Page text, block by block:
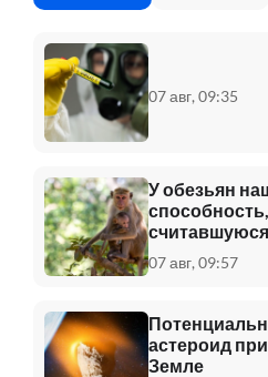
07 авг, 09:35
У обезьян
человеческой
07 авг, 09:57
астероид
Земле